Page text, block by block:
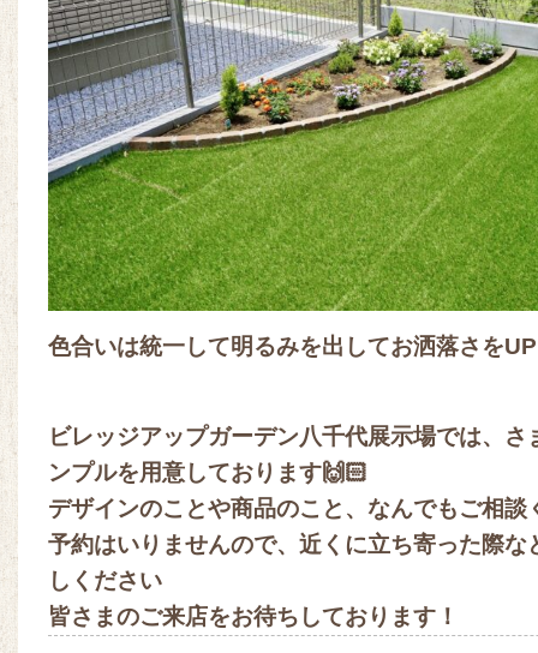
色合いは統一して明るみを出してお洒落さを
ビレッジアップガーデン八千代展示場では、さ
ンプルを用意しております🙌🏻
デザインのことや商品のこと、なんでもご相談
予約はいりませんので、近くに立ち寄った際な
しください
皆さまのご来店をお待ちしております！